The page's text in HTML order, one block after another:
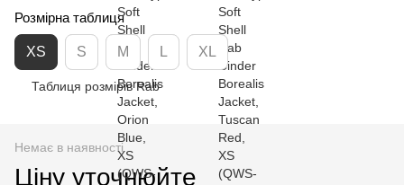
Розмірна таблиця
XS S M L XL
Таблиця розмірів Rab
Немає в наявності
Ціну уточнюйте